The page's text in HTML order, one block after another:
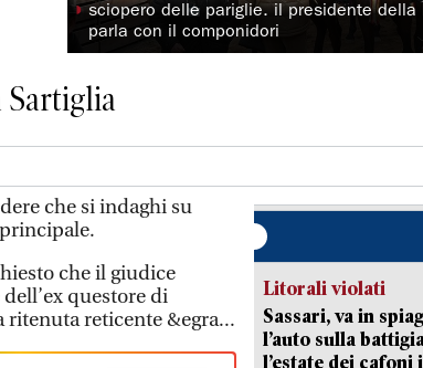
◗ sciopero delle pariglie. il presidente della
parla con il componidori
Sartiglia
che si indaghi su
che il giudice
questore di
reticente &egra...
Litorali violati
Sassari, va in
l’auto sulla
l’estate dei cafoni